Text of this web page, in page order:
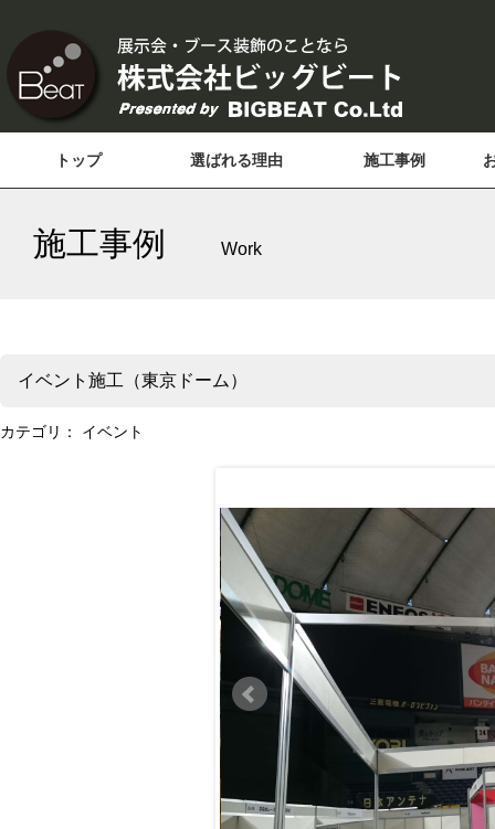
トップ 選ばれる理由 施工事例
施工事例 Work
イベント施工（東京ドーム）
カテゴリ： イベント